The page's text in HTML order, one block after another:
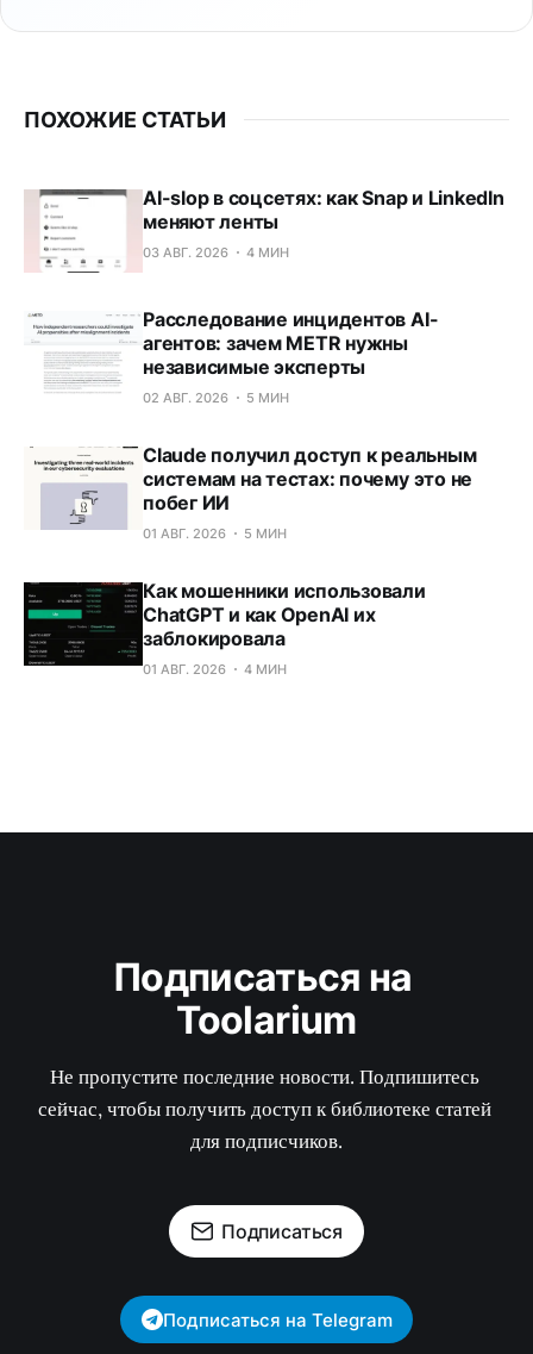
ПОХОЖИЕ СТАТЬИ
AI-slop в соцсетях: как Snap и LinkedIn
меняют ленты
03 АВГ. 2026 4 МИН
Расследование инцидентов AI-
агентов: зачем METR нужны
независимые эксперты
02 АВГ. 2026 5 МИН
Claude получил доступ к реальным
системам на тестах: почему это не
побег ИИ
01 АВГ. 2026 5 МИН
Как мошенники использовали
ChatGPT и как OpenAI их
заблокировала
01 АВГ. 2026 4 МИН
Подписаться на
Toolarium
Не пропустите последние новости. Подпишитесь
сейчас, чтобы получить доступ к библиотеке статей
для подписчиков.
Подписаться
Подписаться на Telegram